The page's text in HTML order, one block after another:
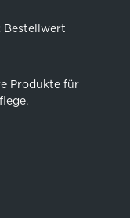
Bestellwert
Produkte für